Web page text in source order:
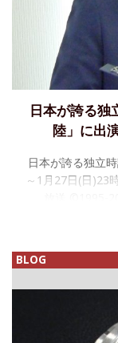
日本が誇る独
陸」に出
日本が誇る独立
～1月27日(日)23
BLOG